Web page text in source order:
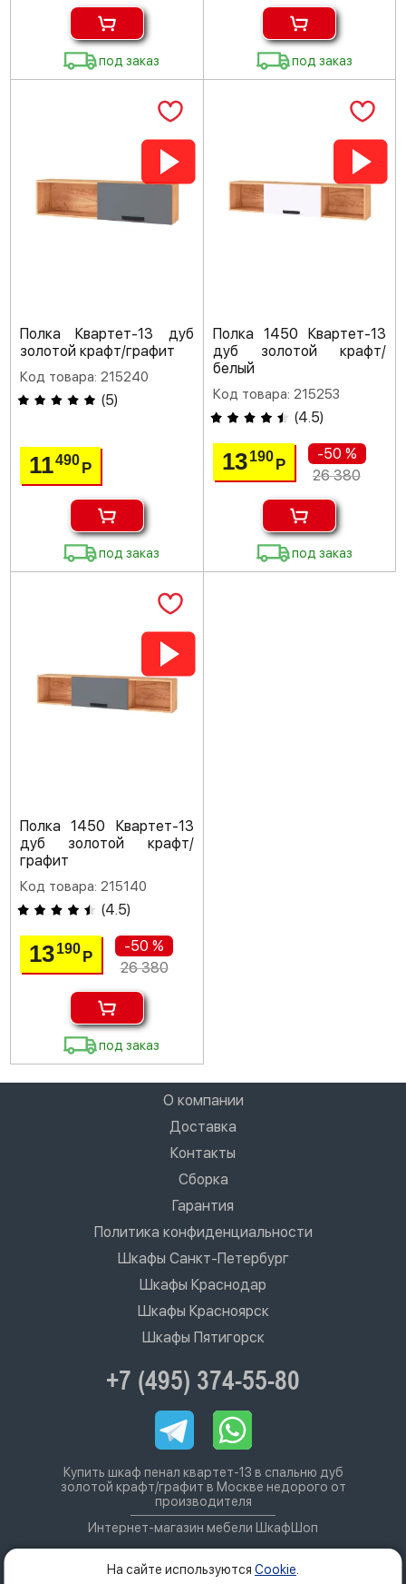
под заказ под заказ
Полка Квартет-13 дуб
золотой крафт/графит
Код товара: 215240
(5)
11490Р
под заказ
Полка 1450 Квартет-13
дуб золотой крафт/
белый
Код товара: 215253
(4.5)
13 190 Р
-50 %
26 380
под заказ
Полка 1450 Квартет-13
дуб золотой крафт/
графит
Код товара: 215140
(4.5)
13190Р
-50 %
26 380
под заказ
О компании
Доставка
Контакты
Сборка
Гарантия
Политика конфиденциальности
Шкафы Санкт-Петербург
Шкафы Краснодар
Шкафы Красноярск
Шкафы Пятигорск
+7 (495) 374-55-80
Купить шкаф пенал квартет-13 в спальню дуб
золотой крафт/графит в Москве недорого от
производителя
Интернет-магазин мебели ШкафШоп
На сайте используются Cookie